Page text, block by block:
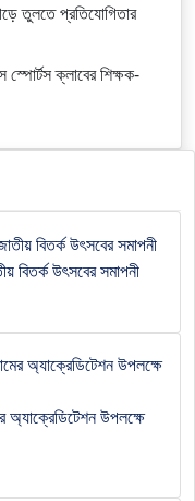
তুলতে প্রতিযোগিতার
স্পোর্টস ক্লাবের শিক্ষক-
বিতর্ক উৎসবের সমাপনী
অ্যাক্রেডিটেশন উপলক্ষে